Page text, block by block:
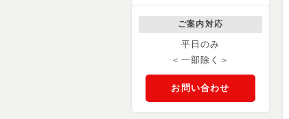
ご案内対応
平日のみ
＜一部除く＞
お問い合わせ